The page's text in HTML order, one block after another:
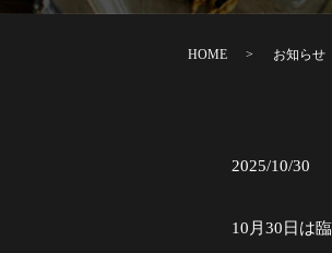
HOME お知らせ
2025/10/30
10月30日は